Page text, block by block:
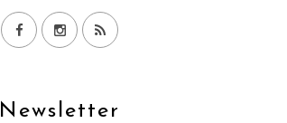
Newsletter